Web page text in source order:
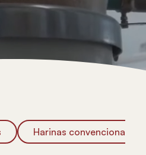
Harinas convencionales